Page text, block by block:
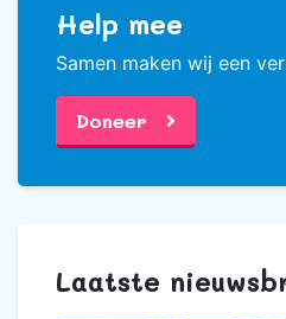
Help mee
Samen maken wij een
Doneer
Laatste